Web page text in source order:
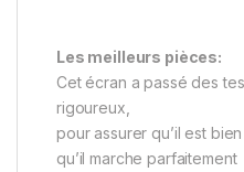
Les meilleurs pièces:
Cet écran a passé des
rigoureux,
pour assurer qu’il est
qu’il marche parfaitement